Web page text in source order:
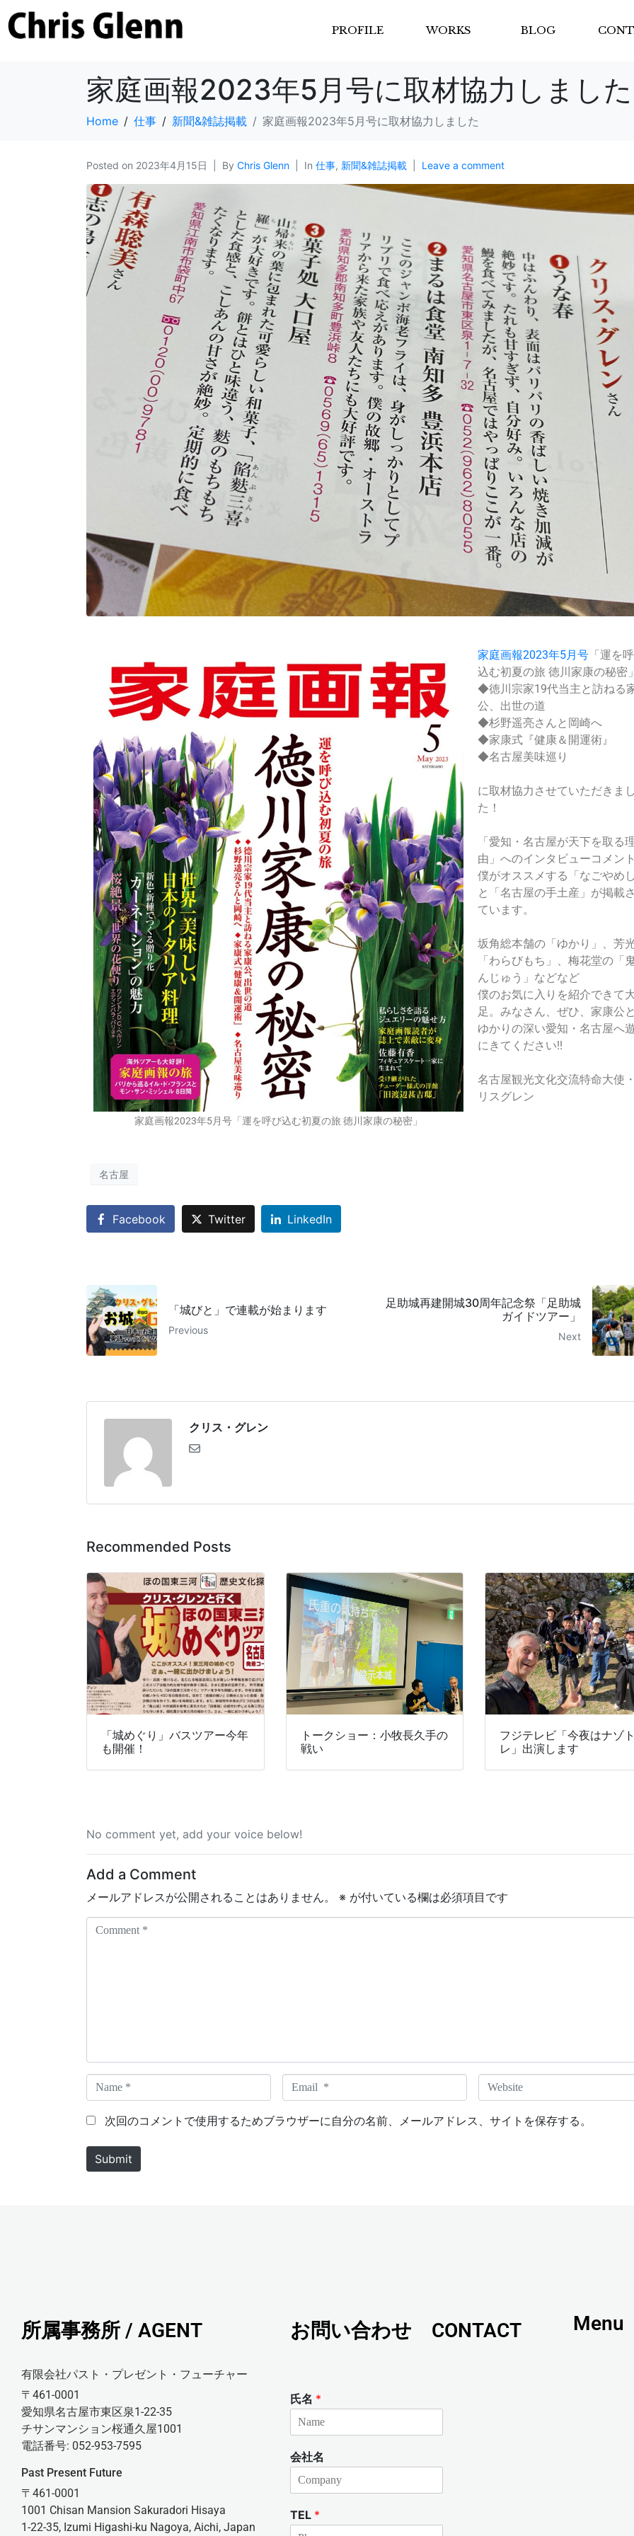
PROFILE WORKS BLOG
家庭画報2023年5月号に取材協力しました
Home 仕事 新聞&雑誌掲載 家庭画報2023年5月号に取材協力しました
Posted on 2023年4月15日 By Chris Glenn In 仕事, 新聞&雑誌掲載 Leave a comment
家庭画報2023年5月号「運を呼び込む初夏の旅 徳川家康の秘密」
家庭画報2023年5月号 「運を
込む初夏の旅 徳川家康の秘密
◆徳川宗家19代当主と訪ねる
公、出世の道
◆杉野遥亮さんと岡崎へ
◆家康式『健康＆開運術』
◆名古屋美味巡り
に取材協力させていただきま
た！
「愛知・名古屋が天下を取る
由」へのインタビューコメン
僕がオススメする「なごやめ
と「名古屋の手土産」が掲載
ています。
坂角総本舗の「ゆかり」、芳
「わらびもち」、梅花堂の「
んじゅう」などなど
僕のお気に入りを紹介できて
足。みなさん、ぜひ、家康公
ゆかりの深い愛知・名古屋へ
にきてください!!
名古屋観光文化交流特命大使
リスグレン
名古屋
Facebook Twitter LinkedIn
「城びと」で連載が始まります
Previous
足助城再建開城30周年記念祭「足助城
ガイドツアー」
Next
クリス・グレン
Recommended Posts
「城めぐり」バスツアー今年
も開催！
トークショー：小牧長久手の
戦い
フジテレビ「今夜はナゾ
レ」出演します
No comment yet, add your voice below!
Add a Comment
メールアドレスが公開されることはありません。 ※ が付いている欄は必須項目です
a
m
*
m
a
W
e
次回のコメントで使用するためブラウザーに自分の名前、メールアドレス、サイトを保存する。
Submit
所属事務所 / AGENT
有限会社パスト・プレゼント・フューチャー
〒461-0001
愛知県名古屋市東区泉1-22-35
チサンマンション桜通久屋1001
電話番号: 052-953-7595
Past Present Future
〒461-0001
1001 Chisan Mansion Sakuradori Hisaya
1-22-35, Izumi Higashi-ku Nagoya, Aichi, Japan
お問い合わせ CONTACT
氏名 *
会社名
TEL *
Menu